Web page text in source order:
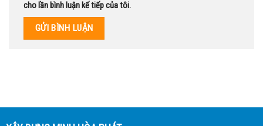
cho lần bình luận kế tiếp của tôi.